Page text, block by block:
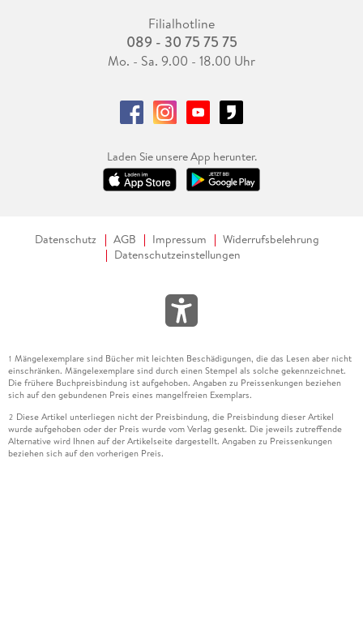
Filialhotline
089 - 30 75 75 75
Mo. - Sa. 9.00 - 18.00 Uhr
Laden Sie unsere App herunter.
Datenschutz AGB Impressum
Widerrufsbelehrung
Datenschutzeinstellungen
1 Mängelexemplare sind Bücher mit leichten Beschädigungen, die das Lesen aber nicht
einschränken. Mängelexemplare sind durch einen Stempel als solche gekennzeichnet.
Die frühere Buchpreisbindung ist aufgehoben. Angaben zu Preissenkungen beziehen
sich auf den gebundenen Preis eines mangelfreien Exemplars.
2 Diese Artikel unterliegen nicht der Preisbindung, die Preisbindung dieser Artikel
wurde aufgehoben oder der Preis wurde vom Verlag gesenkt. Die jeweils zutreffende
Alternative wird Ihnen auf der Artikelseite dargestellt. Angaben zu Preissenkungen
beziehen sich auf den vorherigen Preis.